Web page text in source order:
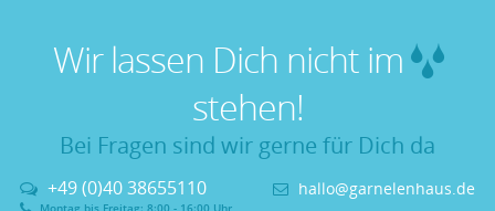
Wir lassen Dich nicht im
stehen!
Bei Fragen sind wir gerne für Dich da
+49 (0)40 38655110
Montag bis Freitag: 8:00 - 16:00 Uhr
hallo@garnelenhaus.de